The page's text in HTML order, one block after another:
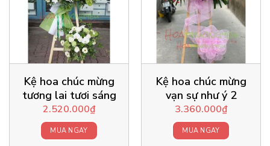
Kệ hoa chúc mừng
tương lai tươi sáng
2.520.000₫
MUA NGAY
Kệ hoa chúc mừng
vạn sự như ý 2
3.360.000₫
MUA NGAY